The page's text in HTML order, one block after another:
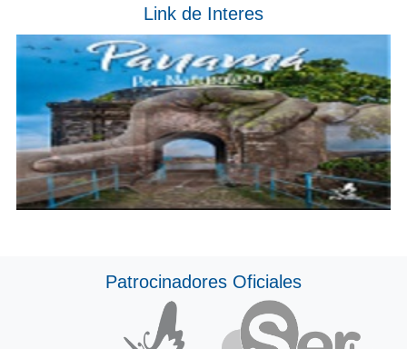
Link de Interes
Patrocinadores Oficiales